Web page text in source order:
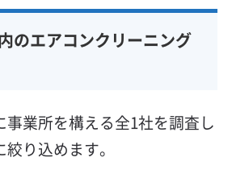
のエアコンクリーニング
業所を構える全1社を調査し
り込めます。